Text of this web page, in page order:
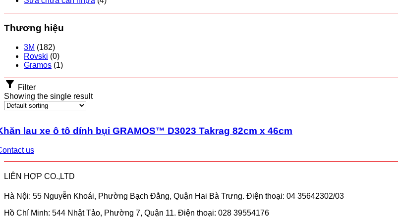
Thương hiệu
3M (182)
Rovski (0)
Gramos (1)
Filter
Showing the single result
lau xe ô tô dính bụi GRAMOS™ D3023 Takrag 82cm x 46cm
us
LIÊN HỢP CO.,LTD
Hà Nội: 55 Nguyễn Khoái, Phường Bạch Đằng, Quận Hai Bà Trưng. Điện thoại: 04 35642302/03
Hồ Chí Minh: 544 Nhật Tảo, Phường 7, Quận 11. Điện thoại: 028 39554176